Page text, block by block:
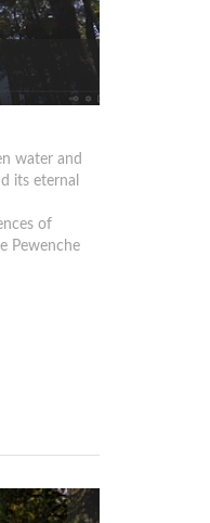
water and
its eternal
of
Pewenche